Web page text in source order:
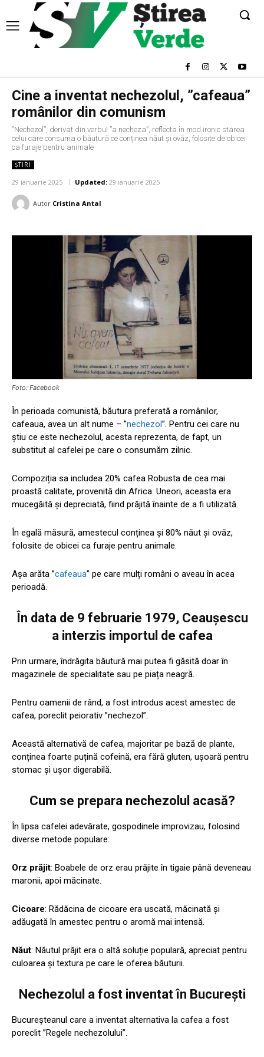
Cine a inventat nechezolul, ”cafeaua”
românilor din comunism
”Nechezol”, derivat din verbul ”a necheza”, reflecta în mod ironic starea
celui care consuma o băutură ce conținea năut și ovăz, folosite de obicei
ca furaje pentru animale
ȘTIRI
29 ianuarie 2025 Updated: 29 ianuarie 2025
Autor Cristina Antal
Foto: Facebook
În perioada comunistă, băutura preferată a românilor,
cafeaua, avea un alt nume – ”nechezol”. Pentru cei care nu
știu ce este nechezolul, acesta reprezenta, de fapt, un
substitut al cafelei pe care o consumăm zilnic.
Compoziția sa includea 20% cafea Robusta de cea mai
proastă calitate, provenită din Africa. Uneori, aceasta era
mucegăită și depreciată, fiind prăjită înainte de a fi utilizată.
În egală măsură, amestecul conținea și 80% năut și ovăz,
folosite de obicei ca furaje pentru animale.
Așa arăta ”cafeaua” pe care mulți români o aveau în acea
perioadă.
În data de 9 februarie 1979, Ceaușescu
a interzis importul de cafea
Prin urmare, îndrăgita băutură mai putea fi găsită doar în
magazinele de specialitate sau pe piața neagră.
Pentru oamenii de rând, a fost introdus acest amestec de
cafea, poreclit peiorativ ”nechezol”.
Această alternativă de cafea, majoritar pe bază de plante,
conținea foarte puțină cofeină, era fără gluten, ușoară pentru
stomac și ușor digerabilă.
Cum se prepara nechezolul acasă?
În lipsa cafelei adevărate, gospodinele improvizau, folosind
diverse metode populare:
Orz prăjit: Boabele de orz erau prăjite în tigaie până deveneau
maronii, apoi măcinate.
Cicoare: Rădăcina de cicoare era uscată, măcinată și
adăugată în amestec pentru o aromă mai intensă.
Năut: Năutul prăjit era o altă soluție populară, apreciat pentru
culoarea și textura pe care le oferea băuturii.
Nechezolul a fost inventat în București
Bucureşteanul care a inventat alternativa la cafea a fost
poreclit ”Regele nechezolului”.